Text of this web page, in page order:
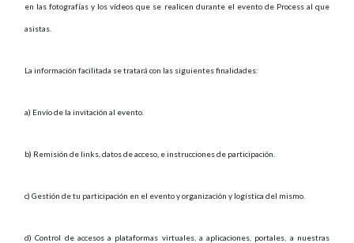
en las fotografías y los vídeos que se realicen durante el evento de Process al que
asistas.
La información facilitada se tratará con las siguientes finalidades:
a) Envío de la invitación al evento.
b) Remisión de links, datos de acceso, e instrucciones de participación.
c) Gestión de tu participación en el evento y organización y logística del mismo.
d) Control de accesos a plataformas virtuales, a aplicaciones, portales, a nuestras